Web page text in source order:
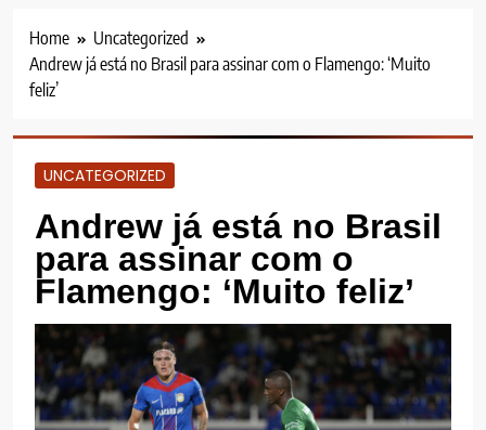
Home
Uncategorized
Andrew já está no Brasil para assinar com o Flamengo: ‘Muito
feliz’
UNCATEGORIZED
Andrew já está no Brasil
para assinar com o
Flamengo: ‘Muito feliz’